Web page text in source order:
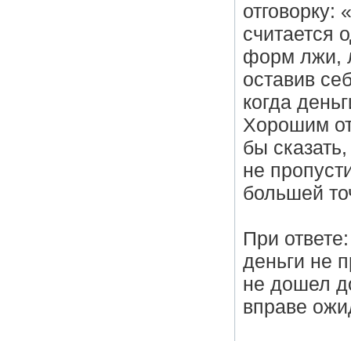
отговорку:
считается
форм лжи,
оставив
когда
Хорошим
бы
не
большей
При
деньги не
не дошел
вправе